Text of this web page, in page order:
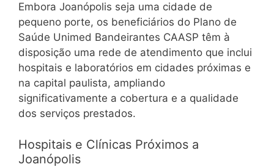
Embora Joanópolis seja uma cidade de
pequeno porte, os beneficiários do Plano de
Saúde Unimed Bandeirantes CAASP têm à
disposição uma rede de atendimento que inclui
hospitais e laboratórios em cidades próximas e
na capital paulista, ampliando
significativamente a cobertura e a qualidade
dos serviços prestados.
Hospitais e Clínicas Próximos a
Joanópolis